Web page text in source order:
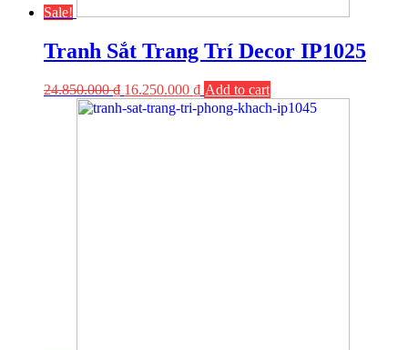
Sale!
Tranh Sắt Trang Trí Decor IP1025
24.850.000₫ 16.250.000 ₫ Add to cart